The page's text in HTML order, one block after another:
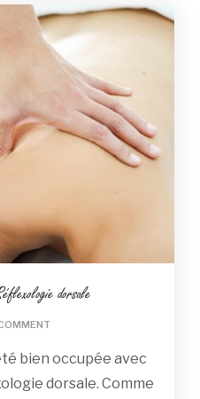
dorsale
AU
À
bien occupée avec
dorsale. Comme